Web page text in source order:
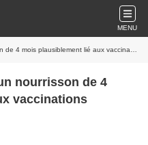
MENU
4 mois plausiblement lié aux vaccinations
nourrisson de 4
vaccinations